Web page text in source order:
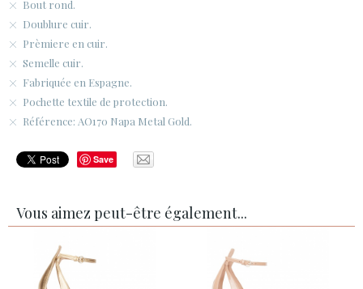
Bout rond.
Doublure cuir.
Prèmiere en cuir.
Semelle cuir.
Fabriquée en Espagne.
Pochette textile de protection.
Référence: AO170 Napa Metal Gold.
Save
Vous aimez peut-être également...